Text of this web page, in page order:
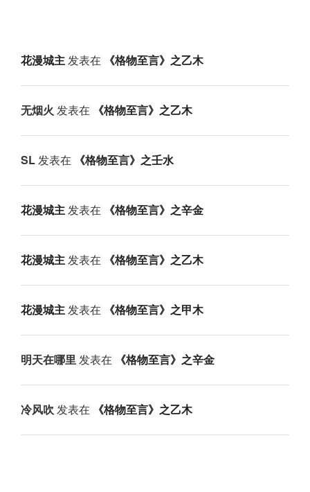
花漫城主发表在 《格物至言》之乙木
无烟火 发表在 《格物至言》之乙木
SL发表在 《格物至言》之壬水
花漫城主发表在 《格物至言》之辛金
花漫城主发表在 《格物至言》之乙木
花漫城主发表在 《格物至言》之甲木
明天在哪里发表在 《格物至言》之辛金
冷风吹 发表在 《格物至言》之乙木